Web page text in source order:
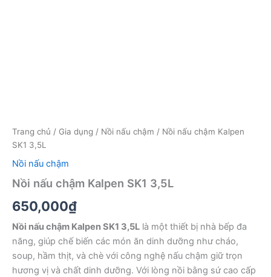
Trang chủ / Gia dụng / Nồi nấu chậm / Nồi nấu chậm Kalpen
SK1 3,5L
Nồi nấu chậm
Nồi nấu chậm Kalpen SK1 3,5L
650,000₫
Nồi nấu chậm Kalpen SK1 3,5L là một thiết bị nhà bếp đa
năng, giúp chế biến các món ăn dinh dưỡng như cháo,
soup, hầm thịt, và chè với công nghệ nấu chậm giữ trọn
hương vị và chất dinh dưỡng. Với lòng nồi bằng sứ cao cấp